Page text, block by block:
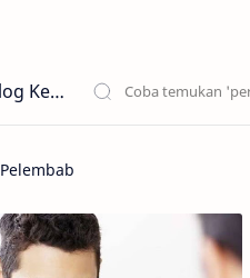
Tagar Berita - Blog Kecantikan dan Perawatan
Pelembab